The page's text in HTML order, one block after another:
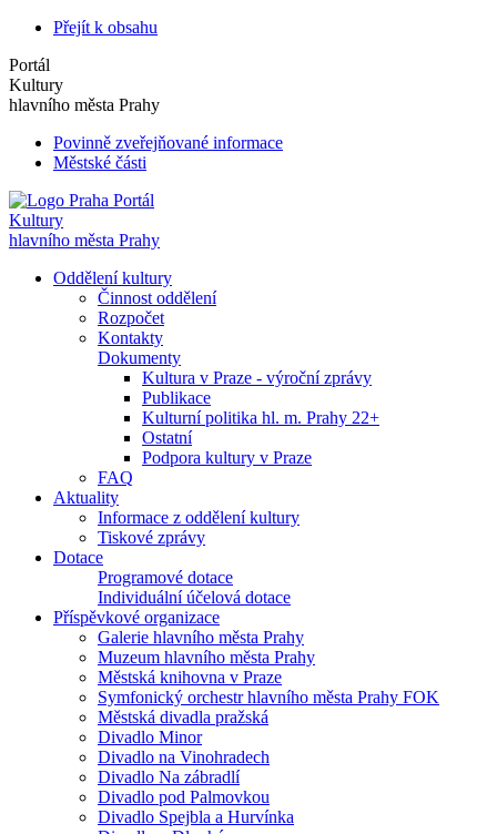
Přejít k obsahu
Portál
Kultury
hlavního města Prahy
Povinně zveřejňované informace
Městské části
Portál
Kultury
hlavního města Prahy
Oddělení kultury
Činnost oddělení
Rozpočet
Kontakty
Dokumenty
Kultura v Praze - výroční zprávy
Publikace
Kulturní politika hl. m. Prahy 22+
Ostatní
Podpora kultury v Praze
FAQ
Aktuality
Informace z oddělení kultury
Tiskové zprávy
Dotace
Programové dotace
Individuální účelová dotace
Příspěvkové organizace
Galerie hlavního města Prahy
Muzeum hlavního města Prahy
Městská knihovna v Praze
Symfonický orchestr hlavního města Prahy FOK
Městská divadla pražská
Divadlo Minor
Divadlo na Vinohradech
Divadlo Na zábradlí
Divadlo pod Palmovkou
Divadlo Spejbla a Hurvínka